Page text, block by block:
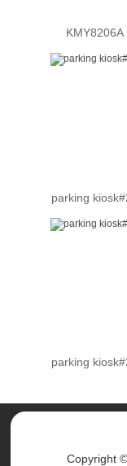
KMY8206A
parking
parking
Copyright